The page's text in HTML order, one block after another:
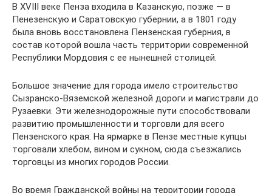
В XVIII веке Пенза входила в Казанскую, позже — в
Пенезенскую и Саратовскую губернии, а в 1801 году
была вновь восстановлена Пензенская губерния, в
состав которой вошла часть территории современной
Республики Мордовия с ее нынешней столицей.
Большое значение для города имело строительство
Сызранско-Вяземской железной дороги и магистрали до
Рузаевки. Эти железнодорожные пути способствовали
развитию промышленности и торговли для всего
Пензенского края. На ярмарке в Пензе местные купцы
торговали хлебом, вином и сукном, сюда съезжались
торговцы из многих городов России.
Во время Гражданской войны на территории города